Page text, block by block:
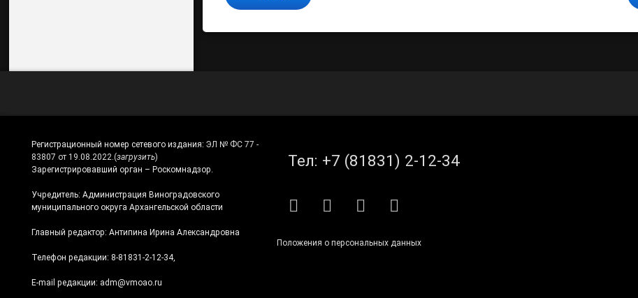
Регистрационный номер сетевого издания: ЭЛ № ФС 77 -
83807 от 19.08.2022.(загрузить)
Зарегистрировавший орган – Роскомнадзор.
Учредитель: Администрация Виноградовского
муниципального округа Архангельской области
Главный редактор: Антипина Ирина Александровна
Телефон редакции: 8-81831-2-12-34,
E-mail редакции: adm@vmoao.ru
Тел: +7 (81831) 2-12-34
RSS E-mailВКонтакте
Telegram
Положения о персональных данных